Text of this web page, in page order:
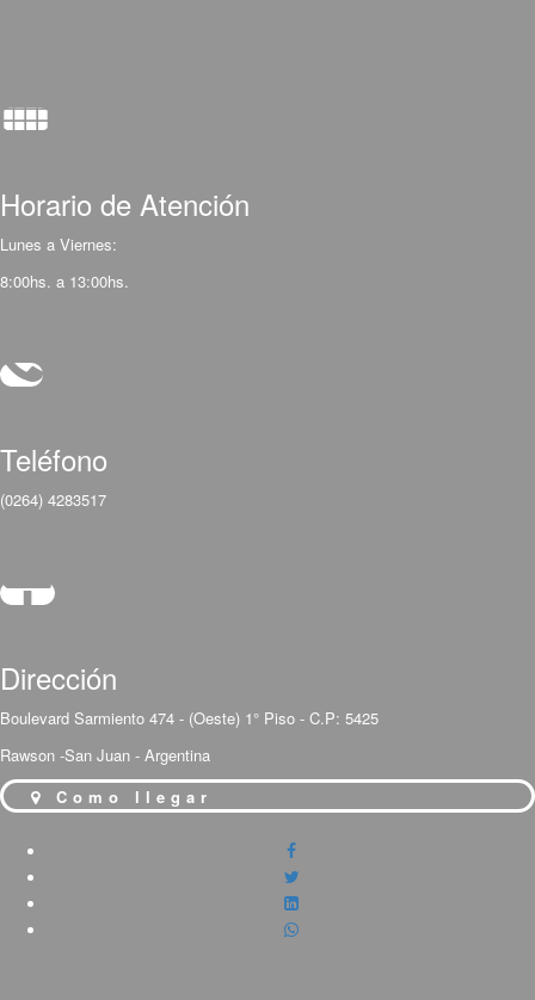
Horario de Atención
Lunes a Viernes:
8:00hs. a 13:00hs.
Teléfono
(0264) 4283517
Dirección
Boulevard Sarmiento 474 - (Oeste) 1° Piso - C.P: 5425
Rawson -San Juan - Argentina
Como llegar